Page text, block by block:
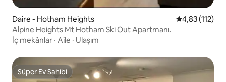
Daire - Hotham Heights 5 üzerinden
4,83 (112)
Alpine Heights Mt Hotham Ski Out Apartmanı.
İç mekânlar · Aile · Ulaşım
Süper Ev Sahibi
Süper Ev Sahibi